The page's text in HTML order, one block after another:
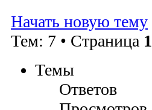
Начать новую тему
Тем: 7 • Страница 1
Темы
Ответов